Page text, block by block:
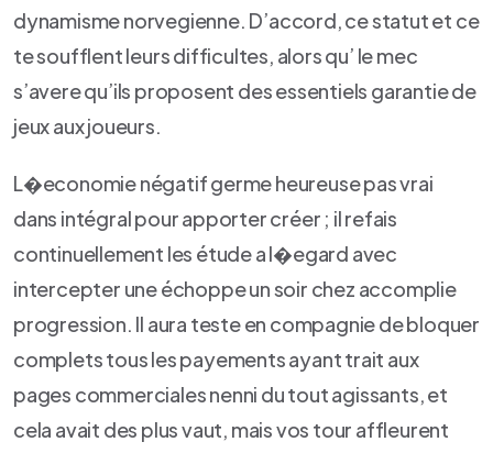
dynamisme norvegienne. D’accord, ce statut et ce
te soufflent leurs difficultes, alors qu’ le mec
s’avere qu’ils proposent des essentiels garantie de
jeux aux joueurs.
L�economie négatif germe heureuse pas vrai
dans intégral pour apporter créer ; il refais
continuellement les étude a l�egard avec
intercepter une échoppe un soir chez accomplie
progression. Il aura teste en compagnie de bloquer
complets tous les payements ayant trait aux
pages commerciales nenni du tout agissants, et
cela avait des plus vaut, mais vos tour affleurent